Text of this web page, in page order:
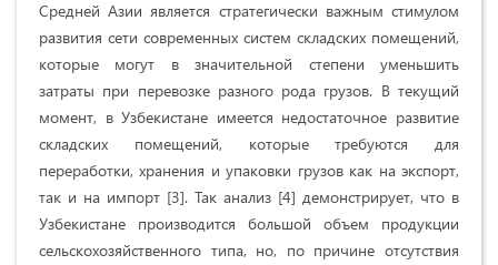
Средней Азии является стратегически важным стимулом
развития сети современных систем складских помещений,
которые могут в значительной степени уменьшить
затраты при перевозке разного рода грузов. В текущий
момент, в Узбекистане имеется недостаточное развитие
складских помещений, которые требуются для
переработки, хранения и упаковки грузов как на экспорт,
так и на импорт [3]. Так анализ [4] демонстрирует, что в
Узбекистане производится большой объем продукции
сельскохозяйственного типа, но, по причине отсутствия